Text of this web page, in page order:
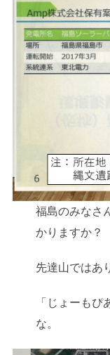
福島のみなさ
かりますか？
先達山ではあ
「じょーも
な。